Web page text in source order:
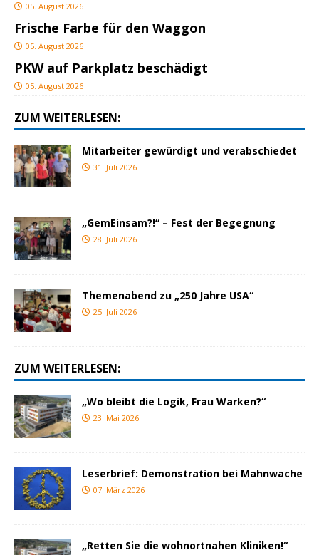
05. August 2026
Frische Farbe für den Waggon
05. August 2026
PKW auf Parkplatz beschädigt
05. August 2026
ZUM WEITERLESEN:
Mitarbeiter gewürdigt und verabschiedet
31. Juli 2026
„GemEinsam?!“ – Fest der Begegnung
28. Juli 2026
Themenabend zu „250 Jahre USA“
25. Juli 2026
ZUM WEITERLESEN:
„Wo bleibt die Logik, Frau Warken?“
23. Mai 2026
Leserbrief: Demonstration bei Mahnwache
07. März 2026
„Retten Sie die wohnortnahen Kliniken!“